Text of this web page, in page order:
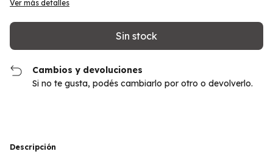
Ver más detalles
Cambios y devoluciones
Si no te gusta, podés cambiarlo por otro o devolverlo.
Descripción